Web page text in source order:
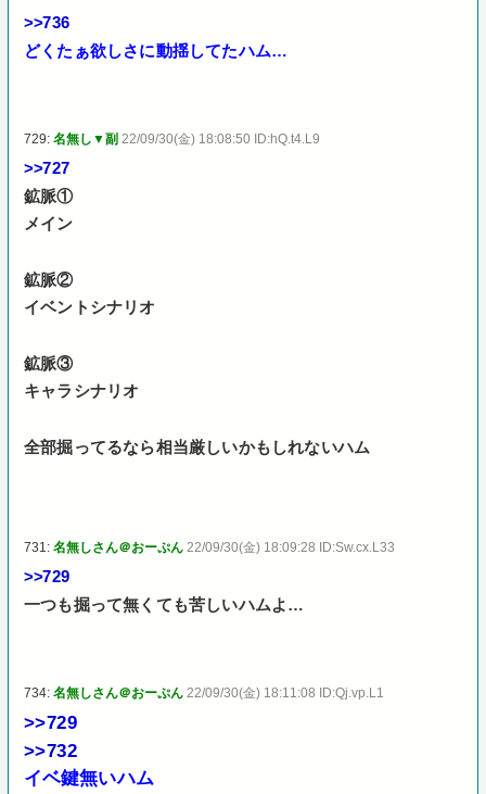
>>736
どくたぁ欲しさに動揺してたハム…
729:名無し▼副 22/09/30(金) 18:08:50 ID:hQ.t4.L9
>>727
鉱脈①
メイン
鉱脈②
イベントシナリオ
鉱脈③
キャラシナリオ
全部掘ってるなら相当厳しいかもしれないハム
731:名無しさん＠おーぷん 22/09/30(金) 18:09:28 ID:Sw.cx.L33
>>729
一つも掘って無くても苦しいハムよ…
734:名無しさん＠おーぷん 22/09/30(金) 18:11:08 ID:Qj.vp.L1
>>729
>>732
イベ鍵無いハム